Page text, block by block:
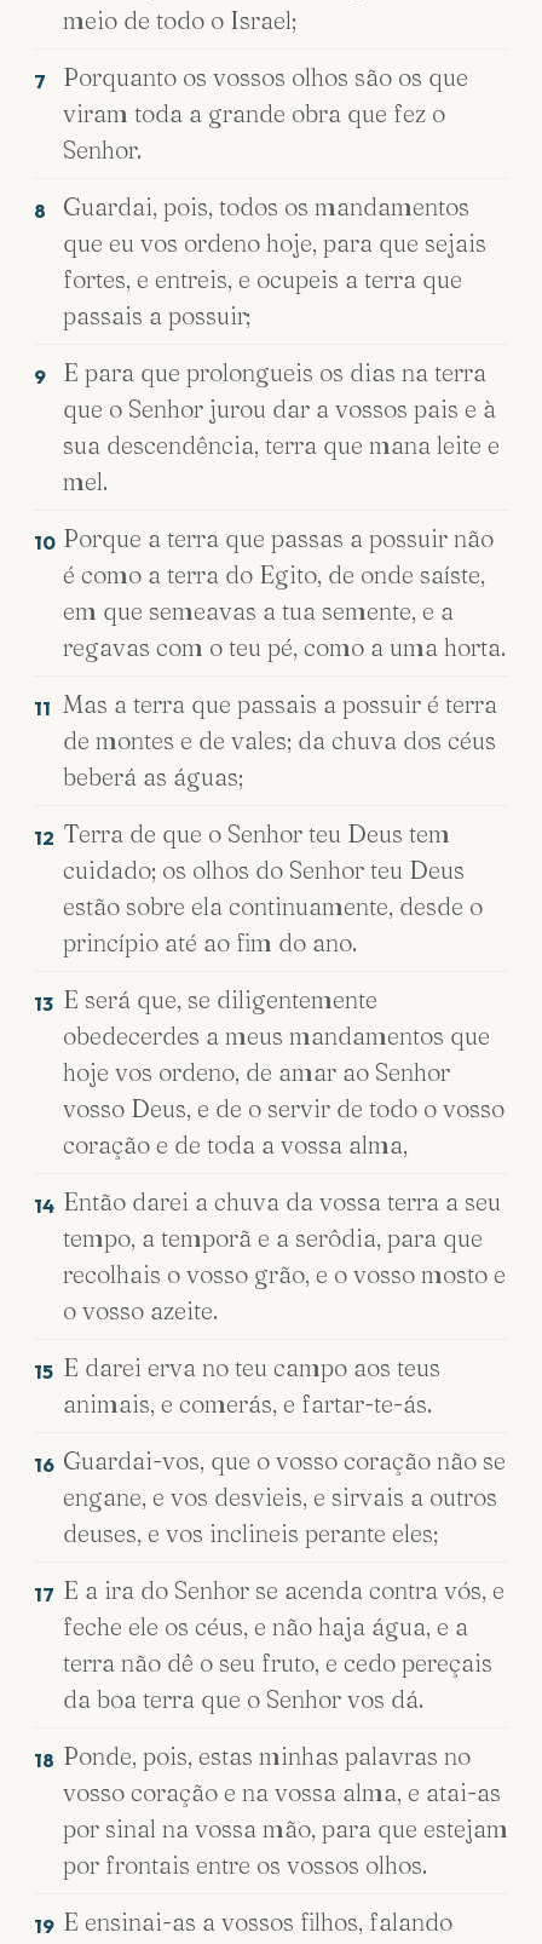
meio de todo o Israel;
7
Porquanto os vossos olhos são os que
viram toda a grande obra que fez o
Senhor.
8
Guardai, pois, todos os mandamentos
que eu vos ordeno hoje, para que sejais
fortes, e entreis, e ocupeis a terra que
passais a possuir;
9
E para que prolongueis os dias na terra
que o Senhor jurou dar a vossos pais e à
sua descendência, terra que mana leite e
mel.
10 Porque a terra que passas a possuir não
é como a terra do Egito, de onde saíste,
em que semeavas a tua semente, e a
regavas com o teu pé, como a uma horta.
11 Mas a terra que passais a possuir é terra
de montes e de vales; da chuva dos céus
beberá as águas;
12 Terra de que o Senhor teu Deus tem
cuidado; os olhos do Senhor teu Deus
estão sobre ela continuamente, desde o
princípio até ao fim do ano.
13 E será que, se diligentemente
obedecerdes a meus mandamentos que
hoje vos ordeno, de amar ao Senhor
vosso Deus, e de o servir de todo o vosso
coração e de toda a vossa alma,
14 Então darei a chuva da vossa terra a seu
tempo, a temporã e a serôdia, para que
recolhais o vosso grão, e o vosso mosto e
o vosso azeite.
15 E darei erva no teu campo aos teus
animais, e comerás, e fartar-te-ás.
16 Guardai-vos, que o vosso coração não se
engane, e vos desvieis, e sirvais a outros
deuses, e vos inclineis perante eles;
17 E a ira do Senhor se acenda contra vós, e
feche ele os céus, e não haja água, e a
terra não dê o seu fruto, e cedo pereçais
da boa terra que o Senhor vos dá.
18 Ponde, pois, estas minhas palavras no
vosso coração e na vossa alma, e atai-as
por sinal na vossa mão, para que estejam
por frontais entre os vossos olhos.
19 E ensinai-as a vossos filhos, falando